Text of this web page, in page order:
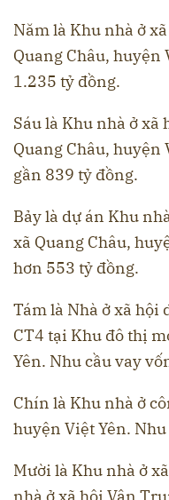
Năm là Khu nhà ở
Quang Châu, huyện
1.235 tỷ đồng.
Sáu là Khu nhà ở xã
Quang Châu, huyện
gần 839 tỷ đồng.
Bảy là dự án Khu
xã Quang Châu,
hơn 553 tỷ đồng.
Tám là Nhà ở xã hội
CT4 tại Khu đô thị
Yên. Nhu cầu vay
Chín là Khu nhà ở
huyện Việt Yên.
Mười là Khu nhà ở